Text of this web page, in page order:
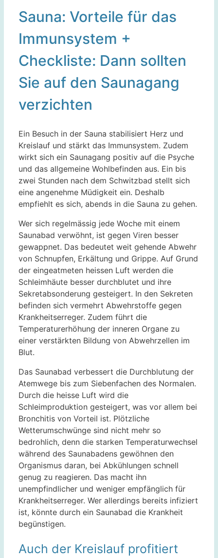
Sauna: Vorteile für das
Immunsystem +
Checkliste: Dann sollten
Sie auf den Saunagang
verzichten
Ein Besuch in der Sauna stabilisiert Herz und
Kreislauf und stärkt das Immunsystem. Zudem
wirkt sich ein Saunagang positiv auf die Psyche
und das allgemeine Wohlbefinden aus. Ein bis
zwei Stunden nach dem Schwitzbad stellt sich
eine angenehme Müdigkeit ein. Deshalb
empfiehlt es sich, abends in die Sauna zu gehen.
Wer sich regelmässig jede Woche mit einem
Saunabad verwöhnt, ist gegen Viren besser
gewappnet. Das bedeutet weit gehende Abwehr
von Schnupfen, Erkältung und Grippe. Auf Grund
der eingeatmeten heissen Luft werden die
Schleimhäute besser durchblutet und ihre
Sekretabsonderung gesteigert. In den Sekreten
befinden sich vermehrt Abwehrstoffe gegen
Krankheitserreger. Zudem führt die
Temperaturerhöhung der inneren Organe zu
einer verstärkten Bildung von Abwehrzellen im
Blut.
Das Saunabad verbessert die Durchblutung der
Atemwege bis zum Siebenfachen des Normalen.
Durch die heisse Luft wird die
Schleimproduktion gesteigert, was vor allem bei
Bronchitis von Vorteil ist. Plötzliche
Wetterumschwünge sind nicht mehr so
bedrohlich, denn die starken Temperaturwechsel
während des Saunabadens gewöhnen den
Organismus daran, bei Abkühlungen schnell
genug zu reagieren. Das macht ihn
unempfindlicher und weniger empfänglich für
Krankheitserreger. Wer allerdings bereits infiziert
ist, könnte durch ein Saunabad die Krankheit
begünstigen.
Auch der Kreislauf profitiert